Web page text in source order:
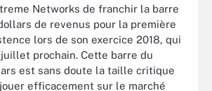
Networks de franchir la barre
de revenus pour la première
lors de son exercice 2018, qui
juillet prochain. Cette barre du
est sans doute la taille critique
efficacement sur le marché